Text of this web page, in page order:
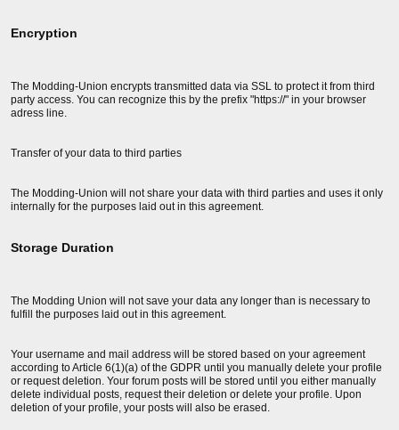
Encryption
The Modding-Union encrypts transmitted data via SSL to protect it from third
party access. You can recognize this by the prefix "https://" in your browser
adress line.
Transfer of your data to third parties
The Modding-Union will not share your data with third parties and uses it only
internally for the purposes laid out in this agreement.
Storage Duration
The Modding Union will not save your data any longer than is necessary to
fulfill the purposes laid out in this agreement.
Your username and mail address will be stored based on your agreement
according to Article 6(1)(a) of the GDPR until you manually delete your profile
or request deletion. Your forum posts will be stored until you either manually
delete individual posts, request their deletion or delete your profile. Upon
deletion of your profile, your posts will also be erased.